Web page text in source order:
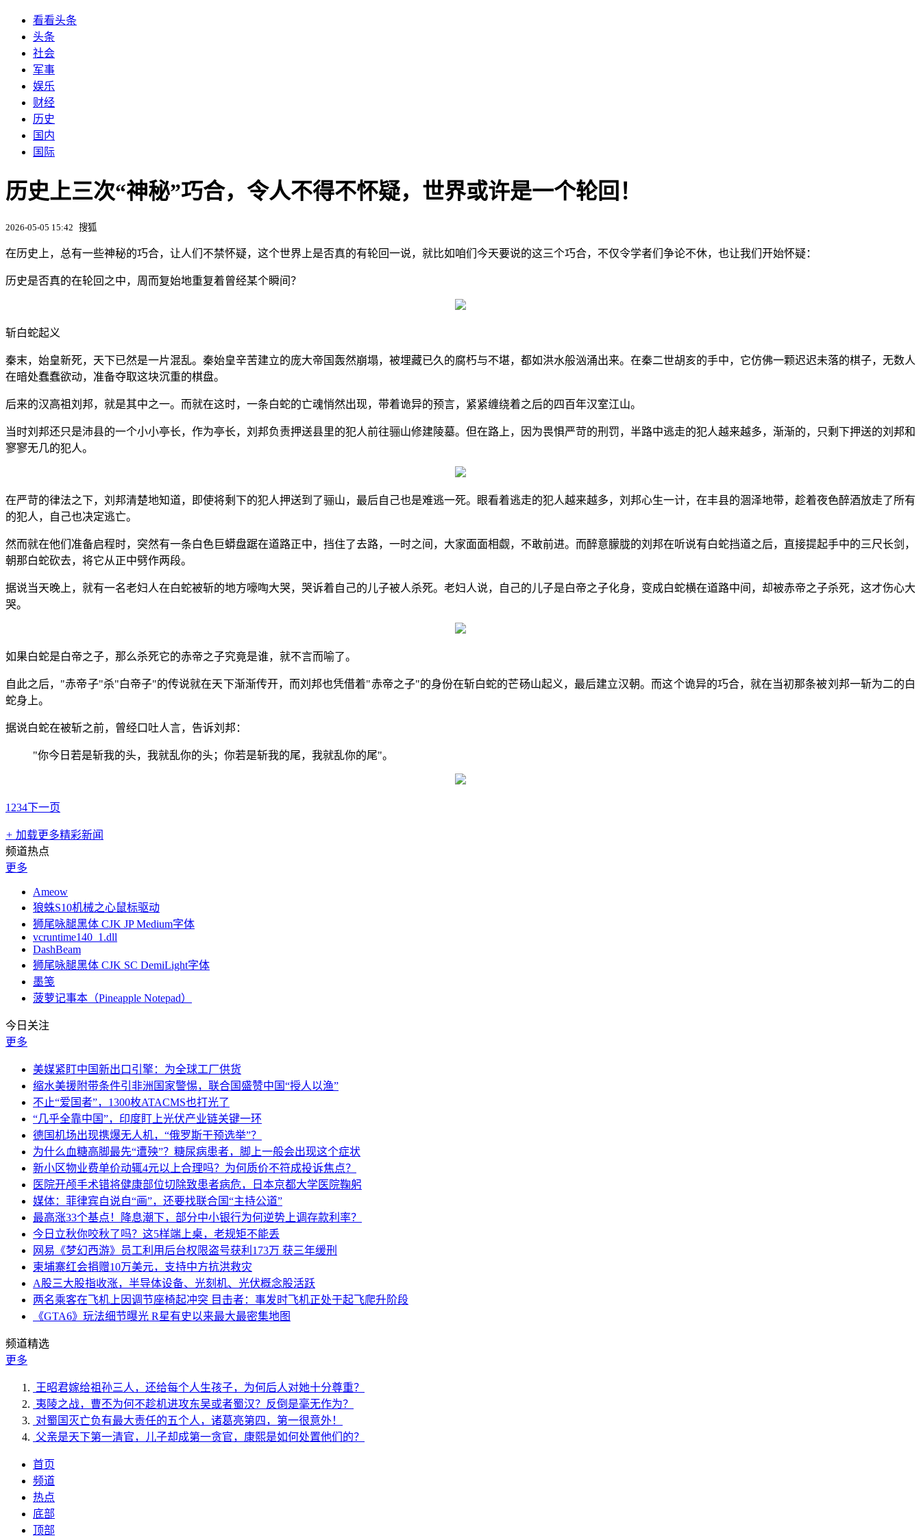
看看头条
头条
社会
军事
娱乐
财经
历史
国内
国际
历史上三次“神秘”巧合，令人不得不怀疑，世界或许是一个轮回！
2026-05-05 15:42 搜狐
在历史上，总有一些神秘的巧合，让人们不禁怀疑，这个世界上是否真的有轮回一说，就比如咱们今天要说的这三个巧合，不仅令学者们争论不休，也让我们开始怀疑：
历史是否真的在轮回之中，周而复始地重复着曾经某个瞬间？
斩白蛇起义
秦末，始皇新死，天下已然是一片混乱。秦始皇辛苦建立的庞大帝国轰然崩塌，被埋藏已久的腐朽与不堪，都如洪水般汹涌出来。在秦二世胡亥的手中，它仿佛一颗迟迟未落的棋子，无数人
在暗处蠢蠢欲动，准备夺取这块沉重的棋盘。
后来的汉高祖刘邦，就是其中之一。而就在这时，一条白蛇的亡魂悄然出现，带着诡异的预言，紧紧缠绕着之后的四百年汉室江山。
当时刘邦还只是沛县的一个小小亭长，作为亭长，刘邦负责押送县里的犯人前往骊山修建陵墓。但在路上，因为畏惧严苛的刑罚，半路中逃走的犯人越来越多，渐渐的，只剩下押送的刘邦和
寥寥无几的犯人。
在严苛的律法之下，刘邦清楚地知道，即使将剩下的犯人押送到了骊山，最后自己也是难逃一死。眼看着逃走的犯人越来越多，刘邦心生一计，在丰县的涸泽地带，趁着夜色醉酒放走了所有
的犯人，自己也决定逃亡。
然而就在他们准备启程时，突然有一条白色巨蟒盘踞在道路正中，挡住了去路，一时之间，大家面面相觑，不敢前进。而醉意朦胧的刘邦在听说有白蛇挡道之后，直接提起手中的三尺长剑，
朝那白蛇砍去，将它从正中劈作两段。
据说当天晚上，就有一名老妇人在白蛇被斩的地方嚎啕大哭，哭诉着自己的儿子被人杀死。老妇人说，自己的儿子是白帝之子化身，变成白蛇横在道路中间，却被赤帝之子杀死，这才伤心大
哭。
如果白蛇是白帝之子，那么杀死它的赤帝之子究竟是谁，就不言而喻了。
自此之后，"赤帝子"杀"白帝子"的传说就在天下渐渐传开，而刘邦也凭借着"赤帝之子"的身份在斩白蛇的芒砀山起义，最后建立汉朝。而这个诡异的巧合，就在当初那条被刘邦一斩为二的白
蛇身上。
据说白蛇在被斩之前，曾经口吐人言，告诉刘邦：
"你今日若是斩我的头，我就乱你的头；你若是斩我的尾，我就乱你的尾"。
1 234下一页
+ 加载更多精彩新闻
频道热点
更多
Ameow
狼蛛S10机械之心鼠标驱动
狮尾咏腿黑体 CJK JP Medium字体
vcruntime140_1.dll
DashBeam
狮尾咏腿黑体 CJK SC DemiLight字体
墨笺
菠萝记事本（Pineapple Notepad）
今日关注
更多
美媒紧盯中国新出口引擎：为全球工厂供货
缩水美援附带条件引非洲国家警惕，联合国盛赞中国“授人以渔”
不止“爱国者”，1300枚ATACMS也打光了
“几乎全靠中国”，印度盯上光伏产业链关键一环
德国机场出现携爆无人机，“俄罗斯干预选举”？
为什么血糖高脚最先“遭殃”？糖尿病患者，脚上一般会出现这个症状
新小区物业费单价动辄4元以上合理吗？为何质价不符成投诉焦点？
医院开颅手术错将健康部位切除致患者病危，日本京都大学医院鞠躬
媒体：菲律宾自说自“画”，还要找联合国“主持公道”
最高涨33个基点！降息潮下，部分中小银行为何逆势上调存款利率？
今日立秋你咬秋了吗？这5样端上桌，老规矩不能丢
网易《梦幻西游》员工利用后台权限盗号获利173万 获三年缓刑
柬埔寨红会捐赠10万美元，支持中方抗洪救灾
A股三大股指收涨，半导体设备、光刻机、光伏概念股活跃
两名乘客在飞机上因调节座椅起冲突 目击者：事发时飞机正处于起飞爬升阶段
《GTA6》玩法细节曝光 R星有史以来最大最密集地图
频道精选
更多
王昭君嫁给祖孙三人，还给每个人生孩子，为何后人对她十分尊重？
夷陵之战，曹丕为何不趁机进攻东吴或者蜀汉？反倒是毫无作为？
对蜀国灭亡负有最大责任的五个人，诸葛亮第四，第一很意外！
父亲是天下第一清官，儿子却成第一贪官，康熙是如何处置他们的？
首页
频道
热点
底部
顶部